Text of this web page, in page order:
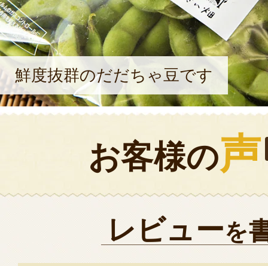
鮮度抜群のだだちゃ豆です
お客様の声
レビューを